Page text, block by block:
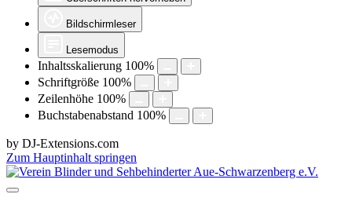
Bildschirmleser
Lesemodus
Inhaltsskalierung 100%
Schriftgröße 100%
Zeilenhöhe 100%
Buchstabenabstand 100%
by DJ-Extensions.com
Zum Hauptinhalt springen